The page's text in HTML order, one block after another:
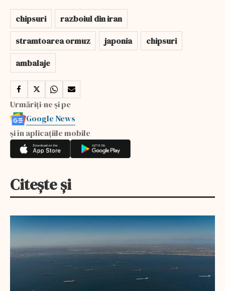
chipsuri
razboiul din iran
stramtoarea ormuz
japonia
chipsuri
ambalaje
Urmăriți-ne și pe
Google News
și în aplicațiile mobile
Citește și